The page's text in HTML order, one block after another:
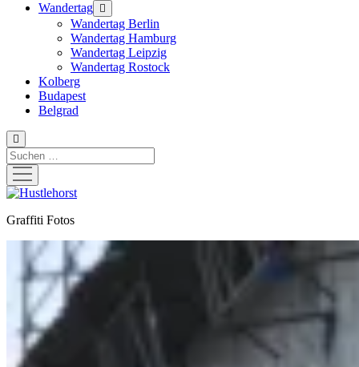
Wandertag Menü
öffnen
Wandertag Berlin
Wandertag Hamburg
Wandertag Leipzig
Wandertag Rostock
Kolberg
Budapest
Belgrad
Suchen
Menü
öffnen
Hustlehorst
Graffiti Fotos